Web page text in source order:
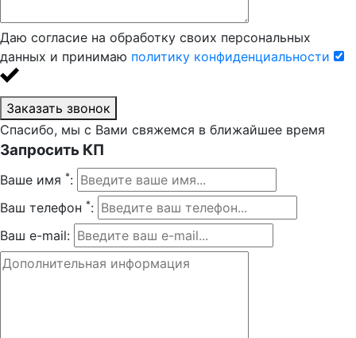
Даю согласие на обработку своих персональных
данных и принимаю политику конфиденциальности
Заказать звонок
Спасибо, мы с Вами свяжемся в ближайшее время
Запросить КП
Ваше имя *:
Ваш телефон *:
Ваш e-mail: